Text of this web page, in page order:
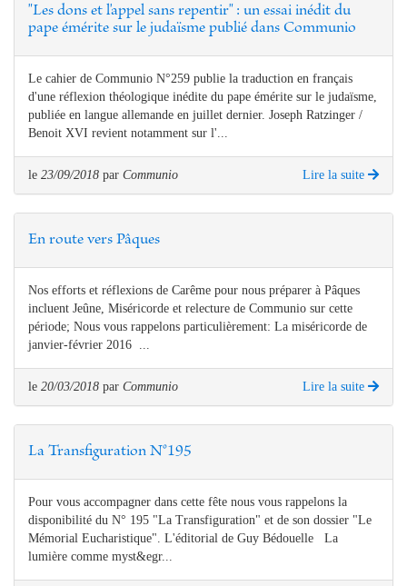
"Les dons et l'appel sans repentir" : un essai inédit du
pape émérite sur le judaïsme publié dans Communio
Le cahier de Communio N°259 publie la traduction en français
d'une réflexion théologique inédite du pape émérite sur le judaïsme,
publiée en langue allemande en juillet dernier. Joseph Ratzinger /
Benoit XVI revient notamment sur l'...
le 23/09/2018 par Communio Lire la suite
En route vers Pâques
Nos efforts et réflexions de Carême pour nous préparer à Pâques
incluent Jeûne, Miséricorde et relecture de Communio sur cette
période; Nous vous rappelons particulièrement: La miséricorde de
janvier-février 2016 ...
le 20/03/2018 par Communio Lire la suite
La Transfiguration N°195
Pour vous accompagner dans cette fête nous vous rappelons la
disponibilité du N° 195 "La Transfiguration" et de son dossier "Le
Mémorial Eucharistique". L'éditorial de Guy Bédouelle La
lumière comme myst&egr...